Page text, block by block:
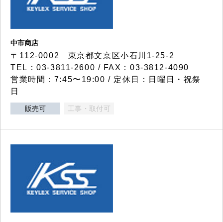
中市商店
〒112-0002 東京都文京区小石川1-25-2
TEL：03-3811-2600 / FAX：03-3812-4090
営業時間：7:45〜19:00 / 定休日：日曜日・祝祭
日
販売可 工事・取付可